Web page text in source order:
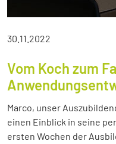
30.11.2022
Vom Koch zum
Marco, unser
einen Einblick in seine
ersten Wochen der